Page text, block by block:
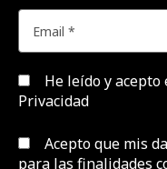
He leído y acepto
Privacidad
Acepto que mis
para las finalidades